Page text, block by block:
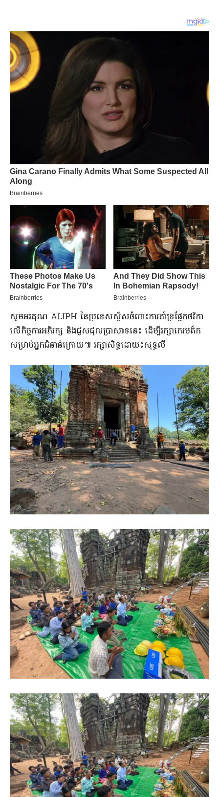
សូមអរគុណ ALIPH នៃប្រទេសស្វីសចំពោះការគាំទ្រផ្នែកថវិកា
លើកិច្ចការអភិរក្ស និងជួសជុលប្រាសាទនេះ ដើម្បីរក្សាកេរមត៌ក
សម្រាប់អ្នកជំនាន់ក្រោយ៕ រក្សាសិទ្ធដោយ៖សុទ្ធលី